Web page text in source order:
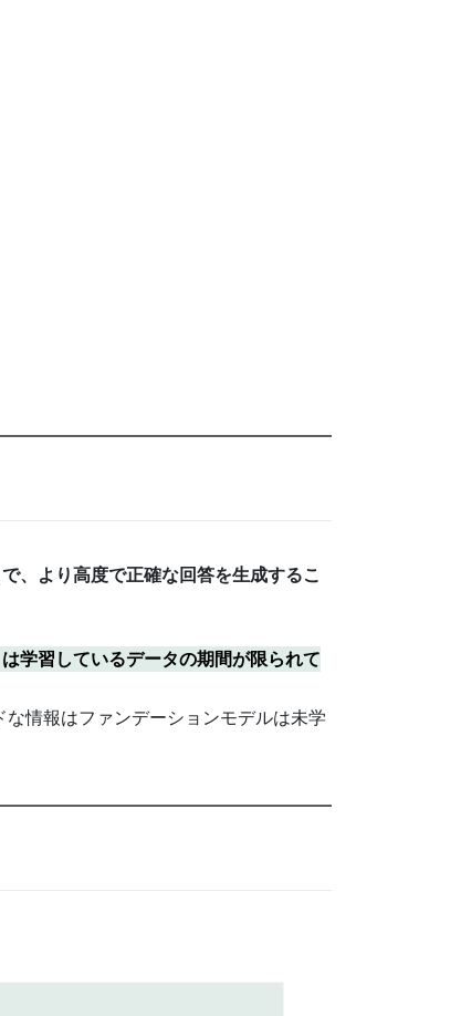
、より高度で正確な回答を生成するこ
学習しているデータの期間が限られて
情報はファンデーションモデルは未学